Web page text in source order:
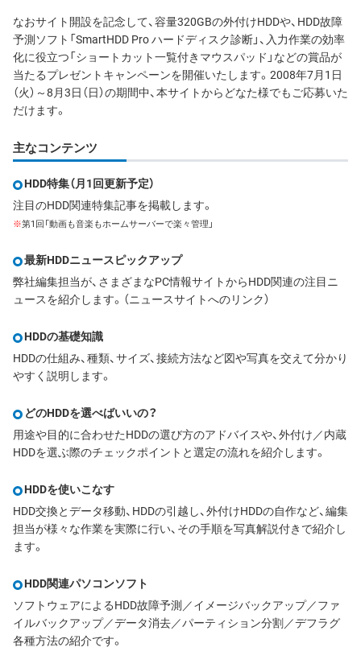
なおサイト開設を記念して、容量320GBの外付けHDDや、HDD故障
予測ソフト「SmartHDD Pro ハードディスク診断」、入力作業の効率
化に役立つ「ショートカット一覧付きマウスパッド」などの賞品が
当たるプレゼントキャンペーンを開催いたします。2008年7月1日
（火）～8月3日（日）の期間中、本サイトからどなた様でもご応募いた
だけます。
主なコンテンツ
HDD特集（月1回更新予定）
注目のHDD関連特集記事を掲載します。
※第1回「動画も音楽もホームサーバーで楽々管理」
最新HDDニュースピックアップ
弊社編集担当が、さまざまなPC情報サイトからHDD関連の注目ニ
ュースを紹介します。（ニュースサイトへのリンク）
HDDの基礎知識
HDDの仕組み、種類、サイズ、接続方法など図や写真を交えて分かり
やすく説明します。
どのHDDを選べばいいの？
用途や目的に合わせたHDDの選び方のアドバイスや、外付け／内蔵
HDDを選ぶ際のチェックポイントと選定の流れを紹介します。
HDDを使いこなす
HDD交換とデータ移動、HDDの引越し、外付けHDDの自作など、編集
担当が様々な作業を実際に行い、その手順を写真解説付きで紹介し
ます。
HDD関連パソコンソフト
ソフトウェアによるHDD故障予測／イメージバックアップ／ファ
イルバックアップ／データ消去／パーティション分割／デフラグ
各種方法の紹介です。